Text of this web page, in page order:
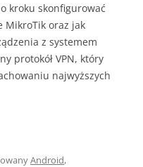
kroku skonfigurować
MikroTik oraz jak
z systemem
protokół VPN, który
najwyższych
Android,